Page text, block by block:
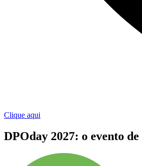
Clique aqui
DPOday 2027: o evento